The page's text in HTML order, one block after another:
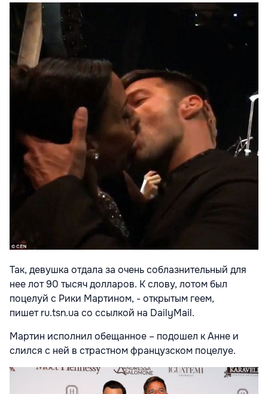
Так, девушка отдала за очень соблазнительный для
нее лот 90 тысяч долларов. К слову, лотом был
поцелуй с Рики Мартином, - открытым геем,
пишет ru.tsn.ua со ссылкой на DailyMail.
Мартин исполнил обещанное – подошел к Анне и
слился с ней в страстном французском поцелуе.